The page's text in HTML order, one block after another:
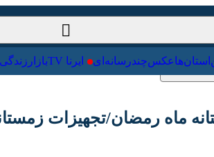
علمی فلسطین استان‌ها عکس چندرسانه‌ای
ماه رمضان/تجهیزات زمستانی